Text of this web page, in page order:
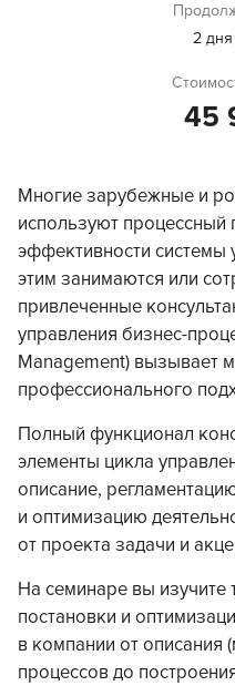
2 дня
45
Многие зарубежные и
используют
эффективности системы
этим занимаются или
привлеченные
управления бизнес-
Management) вызывает
профессионального
Полный функционал
элементы цикла
описание,
и оптимизацию
от проекта задачи и
На семинаре вы изучите
постановки и
в компании от описания
процессов до